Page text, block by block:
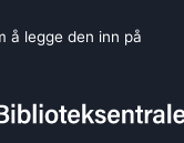
å legge den inn på